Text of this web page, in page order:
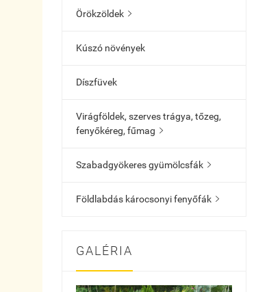
Örökzöldek 
Kúszó növények
Díszfüvek
Virágföldek, szerves trágya, tőzeg,
fenyőkéreg, fűmag 
Szabadgyökeres gyümölcsfák 
Földlabdás károcsonyi fenyőfák 
GALÉRIA